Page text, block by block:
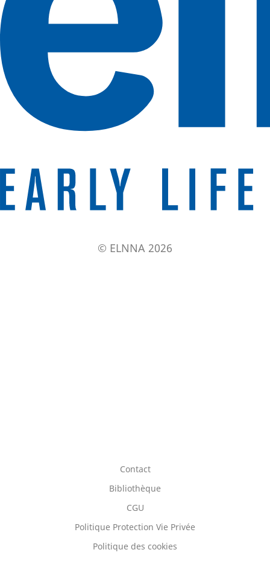
© ELNNA 2026
Contact
Bibliothèque
CGU
Politique Protection Vie Privée
Politique des cookies